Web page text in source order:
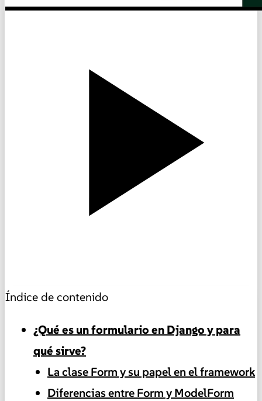
Índice de contenido
¿Qué es un formulario en Django y para
qué sirve?
La clase Form y su papel en el framework
Diferencias entre Form y ModelForm